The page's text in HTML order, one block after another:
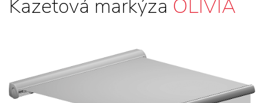
Kazetová markýza OLIVIA